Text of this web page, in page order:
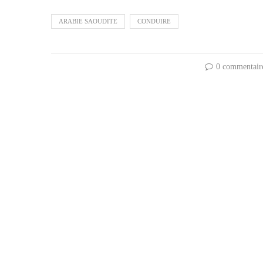
ARABIE SAOUDITE CONDUIRE
0